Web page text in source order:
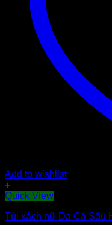
Add to wishlist
+
Quick View
Túi xách nữ Da Cá Sấu